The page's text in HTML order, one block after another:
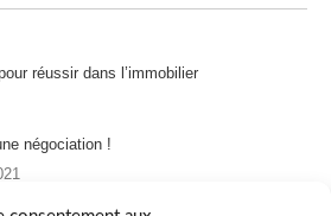
réussir dans l’immobilier
négociation !